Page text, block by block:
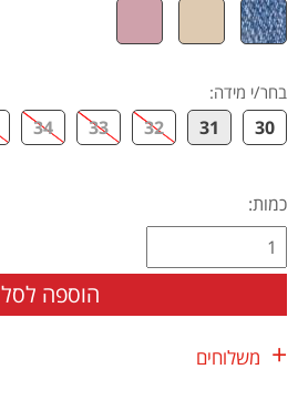
בחר/י מידה:
30
31
32
33
34
כמות:
הוספה לסל
משלוחים